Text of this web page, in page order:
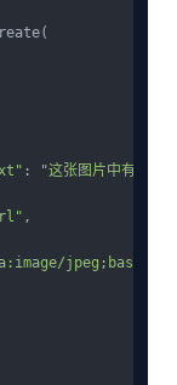
:
"这张图片中有什么
,
jpeg;base64,